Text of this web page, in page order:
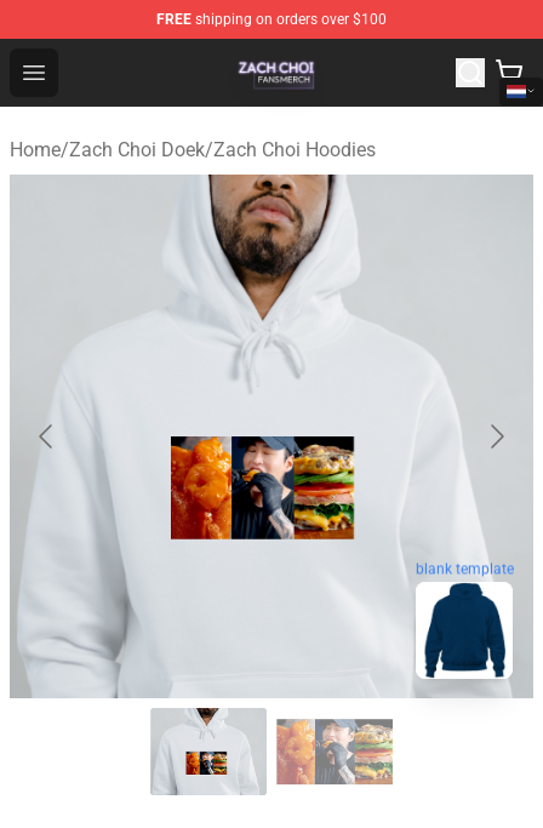
FREE shipping on orders over $100
Open menu
Zach Choi Shop - Official Zach Choi Merchandise Store
Home/Zach Choi Doek/Zach Choi Hoodies
blank template